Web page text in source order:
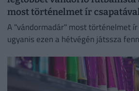
most történelmet ír
A "vándormadár" most történelmet
ugyanis ezen a hétvégén játssza